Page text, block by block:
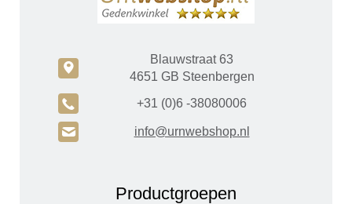
c
Blauwstraat 63
4651 GB Steenbergen
A +31 (0)6 -38080006
H info@urnwebshop.nl
Productgroepen